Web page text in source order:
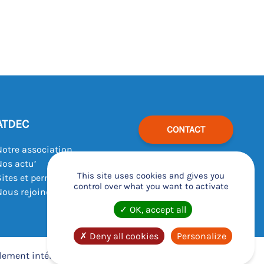
association
actu’
et permanences
rejoindre
CONTACT
intérieur
This site uses cookies and gives you
control over what you want to activate
OK, accept all
Deny all cookies Personalize